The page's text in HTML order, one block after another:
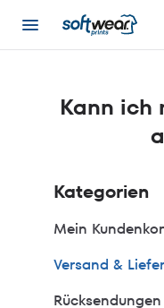
Kann ich
Kategorien
Mein
Versand &